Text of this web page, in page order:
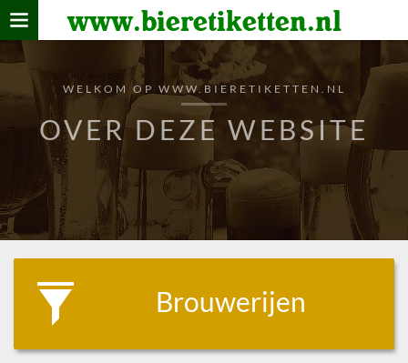
www.bieretiketten.nl
Home
verzamelen
De bierkaart
Bezoekers
WELKOM OP WWW.BIERETIKETTEN.NL
OVER DEZE WEBSITE
Brouwerijen